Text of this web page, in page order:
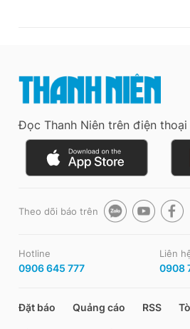
Đọc Thanh Niên trên điện thoại
Theo dõi báo trên
Hotline
0906 645 777
Liên
0908
Đặt báo Quảng cáo RSS